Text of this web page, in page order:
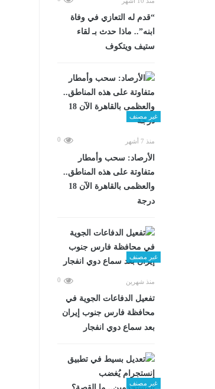
“قدم له التعازي في وفاة
ابنه”.. ماذا حدث بـ لقاء
ستيف ويتكوف
غير مصنف
منذ 7 أشهر 0
الأرصاد: سحب وأمطار
متفاوتة على هذه المناطق..
والعظمى بالقاهرة الآن 18
درجة
غير مصنف
منذ شهرين 0
تفعيل الدفاعات الجوية في
محافظة فارس جنوب إيران
بعد سماع دوي انفجار
غير مصنف